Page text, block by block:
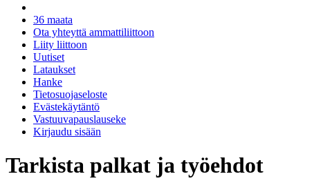
36 maata
Ota yhteyttä ammattiliittoon
Liity liittoon
Uutiset
Lataukset
Hanke
Tietosuojaseloste
Evästekäytäntö
Vastuuvapauslauseke
Kirjaudu sisään
Tarkista palkat ja työehdot